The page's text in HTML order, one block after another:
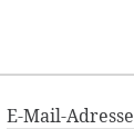
E-Mail-Adresse